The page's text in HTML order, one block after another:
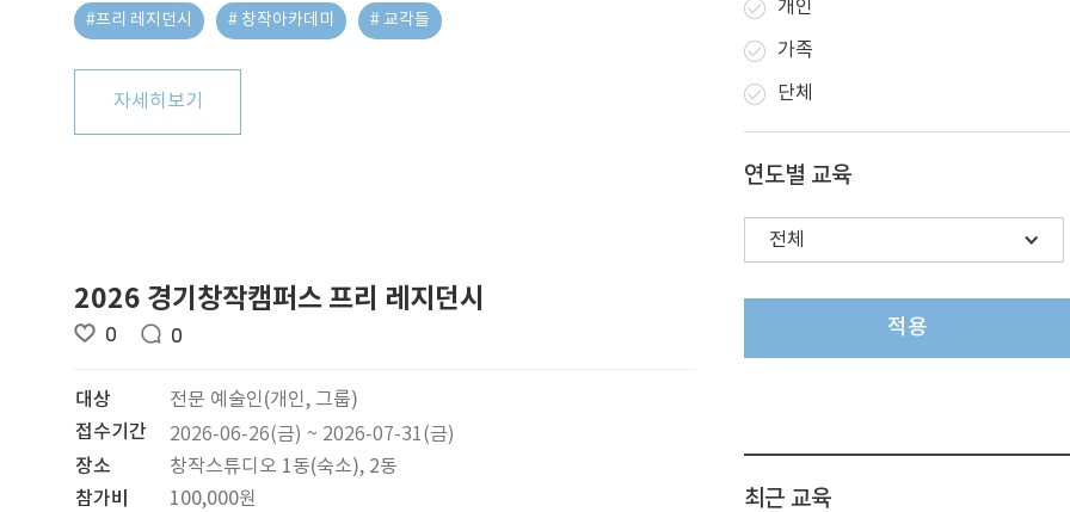
#프리 레지던시 # 창작아카데미 # 교각들
자세히보기
2026 경기창작캠퍼스 프리 레지던시
0 0
대상
전문 예술인(개인, 그룹)
접수기간
2026-06-26(금) ~ 2026-07-31(금)
장소
창작스튜디오 1동(숙소), 2동
참가비
100,000원
개인
가족
단체
연도별 교육
적용
최근 교육